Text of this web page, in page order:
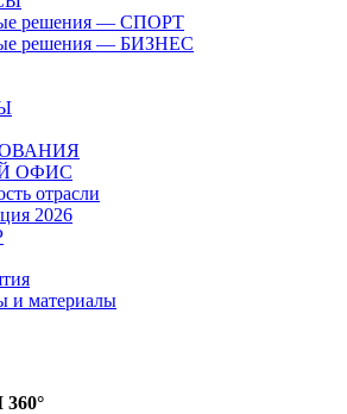
решения — СПОРТ
решения — БИЗНЕС
ОФИС
отрасли
2026
и материалы
360°